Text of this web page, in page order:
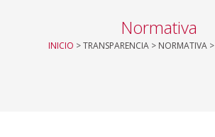
Normativa
INICIO > TRANSPARENCIA > NORMATIVA >